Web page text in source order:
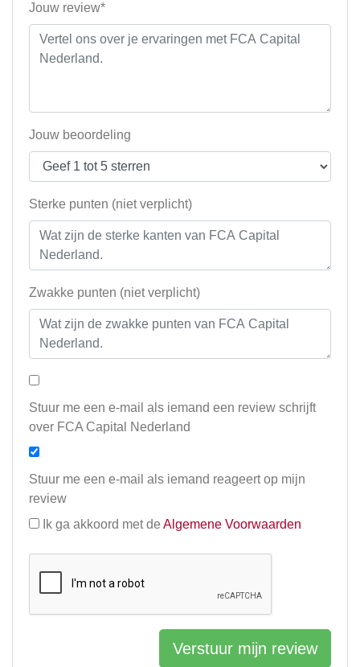
Jouw review*
Jouw beoordeling
Sterke punten (niet verplicht)
Zwakke punten (niet verplicht)
Stuur me een e-mail als iemand een review schrijft
over FCA Capital Nederland
Stuur me een e-mail als iemand reageert op mijn
review
Ik ga akkoord met de Algemene Voorwaarden
Verstuur mijn review